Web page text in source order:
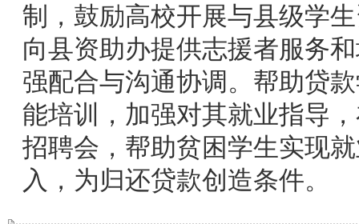
制，鼓励高校开展与县级学
向县资助办提供志援者服务
强配合与沟通协调。帮助贷
能培训，加强对其就业指导
招聘会，帮助贫困学生实现
入，为归还贷款创造条件。